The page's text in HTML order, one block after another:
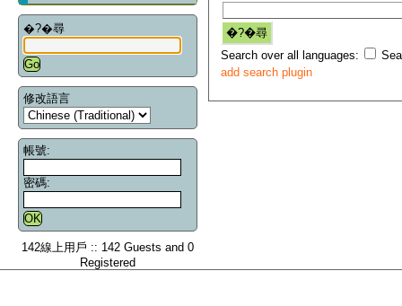
�?�尋
修改語言
帳號:
密碼:
142線上用戶 :: 142 Guests and 0
Registered
Search over all languages:
add search plugin